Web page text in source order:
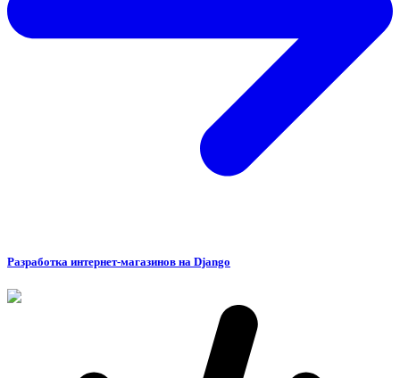
Разработка интернет-магазинов на Django